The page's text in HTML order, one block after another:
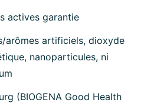
actives garantie
arômes artificiels, dioxyde
nanoparticules, ni
(BIOGENA Good Health